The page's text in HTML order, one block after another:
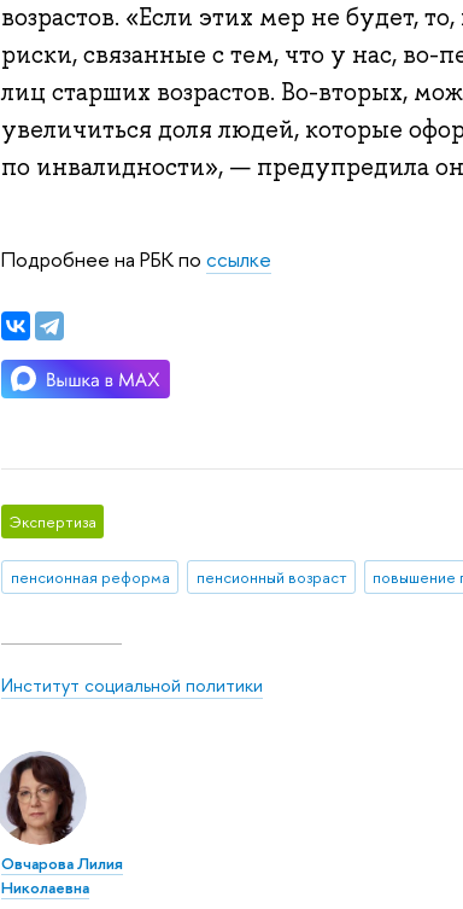
возрастов. «Если этих мер не будет,
риски, связанные с тем, что у нас, во-
лиц старших возрастов. Во-вторых,
увеличиться доля людей, которые
по инвалидности», — предупредила
Подробнее на РБК поссылке
Экспертиза
пенсионная реформа пенсионный возраст
Институт социальной политики
Овчарова Лилия
Николаевна